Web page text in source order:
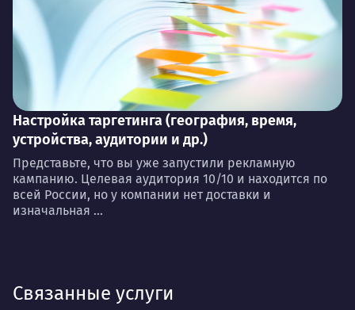
Настройка таргетинга (география, время,
устройства, аудитории и др.)
Представьте, что вы уже запустили рекламную
кампанию. Целевая аудитория 10/10 и находится по
всей России, но у компании нет доставки и
изначальная ...
Связанные услуги